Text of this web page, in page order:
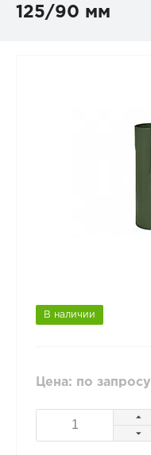
125/90 мм
В наличии
Цена: по запросу